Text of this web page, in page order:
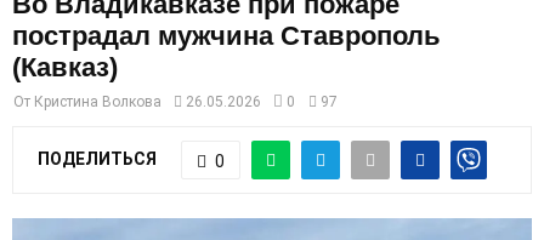
A
R
Y
пострадал мужчина Ставрополь
(Кавказ)
От Кристина Волкова 26.05.2026 0 97
ПОДЕЛИТЬСЯ 0